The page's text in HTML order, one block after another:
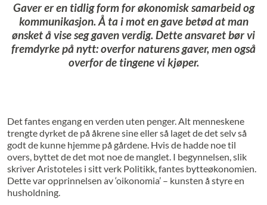
Gaver er en tidlig form for økonomisk samarbeid og
kommunikasjon. Å ta i mot en gave betød at man
ønsket å vise seg gaven verdig. Dette ansvaret bør vi
frem­dyrke på nytt: overfor naturens gaver, men også
overfor de tingene vi kjøper.
Det fantes engang en verden uten penger. Alt menneskene
trengte dyrket de på åkrene sine eller så laget de det selv så
godt de kunne hjemme på gårdene. Hvis de hadde noe til
overs, byttet de det mot noe de manglet. I begynnelsen, slik
skriver Aristoteles i sitt verk Politikk, fantes bytteøkonomien.
Dette var opprinnelsen av ‘oikonomia’ – kuns­ten å styre en
husholdning.